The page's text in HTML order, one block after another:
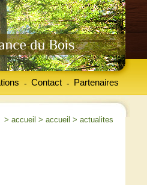
Contact
- Partenaires
-
> accueil > accueil > actualites